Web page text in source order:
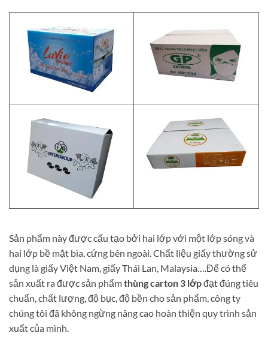
Sản phẩm này được cấu tạo bởi hai lớp với một lớp sóng và
hai lớp bề mặt bìa, cứng bên ngoài. Chất liệu giấy thường sử
dụng là giấy Việt Nam, giấy Thái Lan, Malaysia….Để có thể
sản xuất ra được sản phẩmthùng carton 3 lớpđạt đúng tiêu
chuẩn, chất lượng, độ bục, độ bền cho sản phẩm, công ty
chúng tôi đã không ngừng nâng cao hoàn thiện quy trình sản
xuất của mình.